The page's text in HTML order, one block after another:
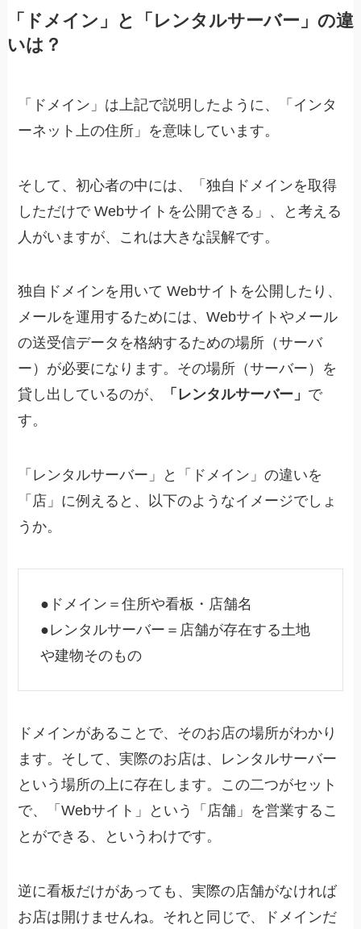
「ドメイン」と「レンタルサーバー」の違
いは？
「ドメイン」は上記で説明したように、「インタ
ーネット上の住所」を意味しています。
そして、初心者の中には、「独自ドメインを取得
しただけで Webサイトを公開できる」、と考える
人がいますが、これは大きな誤解です。
独自ドメインを用いて Webサイトを公開したり、
メールを運用するためには、Webサイトやメール
の送受信データを格納するための場所（サーバ
ー）が必要になります。その場所（サーバー）を
貸し出しているのが、
「レンタルサーバー」 で
す。
「レンタルサーバー」と「ドメイン」の違いを
「店」に例えると、以下のようなイメージでしょ
うか。
●ドメイン＝住所や看板・店舗名
●レンタルサーバー＝店舗が存在する土地
や建物そのもの
ドメインがあることで、そのお店の場所がわかり
ます。そして、実際のお店は、レンタルサーバー
という場所の上に存在します。この二つがセット
で、「Webサイト」という「店舗」を営業するこ
とができる、というわけです。
逆に看板だけがあっても、実際の店舗がなければ
お店は開けませんね。それと同じで、ドメインだ